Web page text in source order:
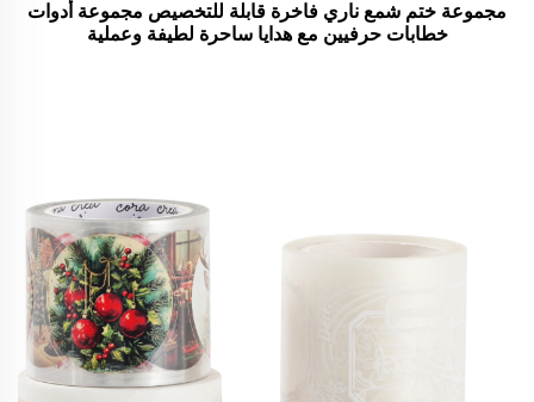
مجموعة ختم شمع ناري فاخرة قابلة للتخصيص مجموعة أدوات
خطابات حرفيين مع هدايا ساحرة لطيفة وعملية